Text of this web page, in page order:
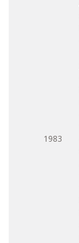
1983